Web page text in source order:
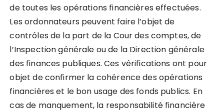
de toutes les opérations financières effectuées.
Les ordonnateurs peuvent faire l’objet de
contrôles de la part de la Cour des comptes, de
l’Inspection générale ou de la Direction générale
des finances publiques. Ces vérifications ont pour
objet de confirmer la cohérence des opérations
financières et le bon usage des fonds publics. En
cas de manquement, la responsabilité financière